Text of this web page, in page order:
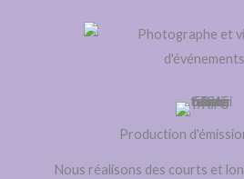
Production
Nous réalisons des courts et